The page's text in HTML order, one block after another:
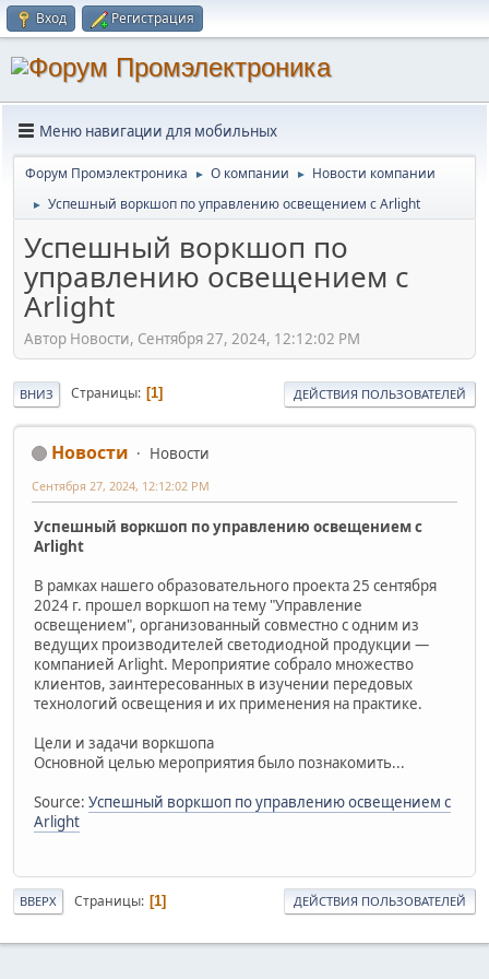
Вход Регистрация
Меню навигации для мобильных
Форум Промэлектроника ► О компании ► Новости компании
► Успешный воркшоп по управлению освещением с Arlight
Успешный воркшоп по
управлению освещением с
Arlight
Автор Новости, Сентября 27, 2024, 12:12:02 PM
ВНИЗ Страницы 1 ДЕЙСТВИЯ ПОЛЬЗОВАТЕЛЕЙ
Новости Новости
Сентября 27, 2024, 12:12:02 PM
Успешный воркшоп по управлению освещением с
Arlight
В рамках нашего образовательного проекта 25 сентября
2024 г. прошел воркшоп на тему "Управление
освещением", организованный совместно с одним из
ведущих производителей светодиодной продукции —
компанией Arlight. Мероприятие собрало множество
клиентов, заинтересованных в изучении передовых
технологий освещения и их применения на практике.
Цели и задачи воркшопа
Основной целью мероприятия было познакомить...
Source: Успешный воркшоп по управлению освещением с
Arlight
ВВЕРХ Страницы 1 ДЕЙСТВИЯ ПОЛЬЗОВАТЕЛЕЙ